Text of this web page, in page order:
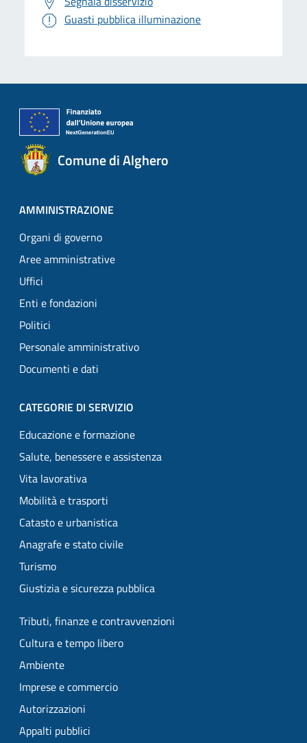
Guasti pubblica illuminazione
Comune di Alghero
AMMINISTRAZIONE
Organi di governo
Aree amministrative
Uffici
Enti e fondazioni
Politici
Personale amministrativo
Documenti e dati
CATEGORIE DI SERVIZIO
Educazione e formazione
Salute, benessere e assistenza
Vita lavorativa
Mobilità e trasporti
Catasto e urbanistica
Anagrafe e stato civile
Turismo
Giustizia e sicurezza pubblica
Tributi, finanze e contravvenzioni
Cultura e tempo libero
Ambiente
Imprese e commercio
Autorizzazioni
Appalti pubblici